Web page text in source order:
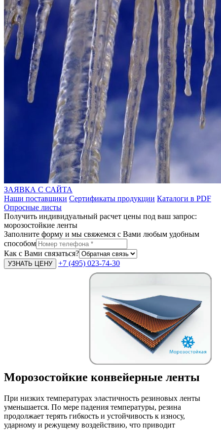
ЗАЯВКА С САЙТА
Наши поставщики Сертификаты продукции Каталоги в PDF
Опросные листы
Получить индивидуальный расчет цены под ваш запрос:
морозостойкие ленты
Заполните форму и мы свяжемся с Вами любым удобным
способом
Как с Вами связаться?
+7 (495) 023-74-30
Морозостойкие конвейерные ленты
При низких температурах эластичность резиновых ленты
уменьшается. По мере падения температуры, резина
продолжает терять гибкость и устойчивость к износу,
ударному и режущему воздействию, что приводит